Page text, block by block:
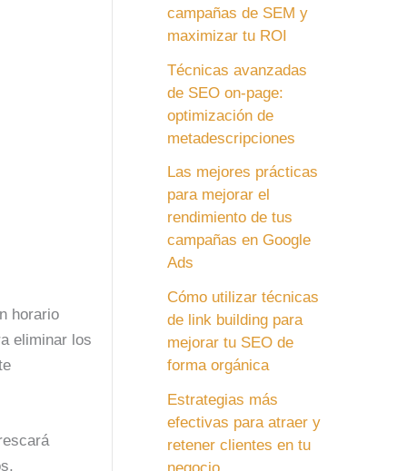
horario
eliminar los
campañas de SEM y
maximizar tu ROI
Técnicas avanzadas
de SEO on-page:
optimización de
metadescripciones
Las mejores prácticas
para mejorar el
rendimiento de tus
campañas en Google
Ads
Cómo utilizar técnicas
de link building para
mejorar tu SEO de
forma orgánica
Estrategias más
efectivas para atraer y
retener clientes en tu